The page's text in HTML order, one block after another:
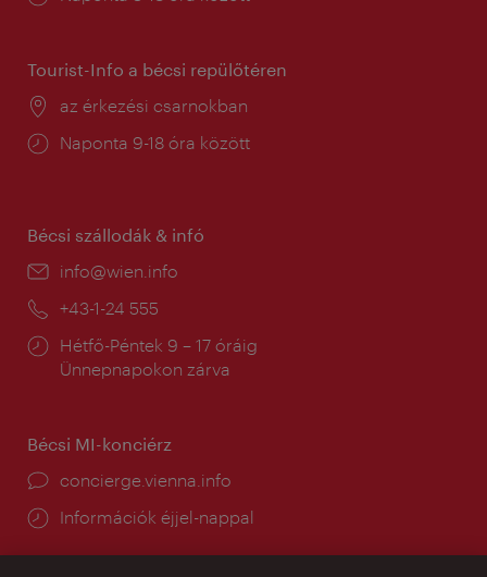
Tourist-Info a bécsi repülőtéren
Helyszín:
az érkezési csarnokban
Nyitva
Naponta 9-18 óra között
Bécsi szállodák & infó
E-
info@wien.info
Telefon:
+43-1-24 555
Nyitva
tartás:
Hétfő-Péntek 9 – 17 óráig
Ünnepnapokon zárva
Bécsi MI-konciérz
concierge.vienna.info
Információk éjjel-nappal